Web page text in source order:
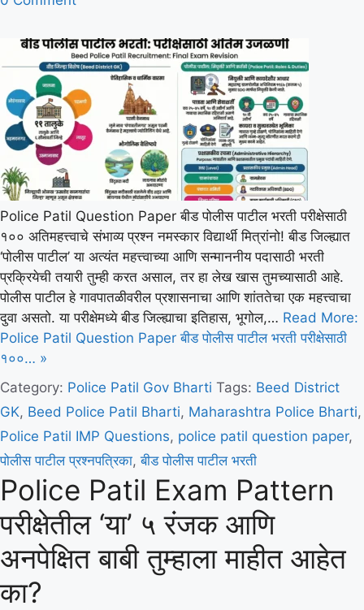
Police Patil Question Paper बीड पोलीस पाटील भरती परीक्षेसाठी
१०० अतिमहत्त्वाचे संभाव्य प्रश्न नमस्कार विद्यार्थी मित्रांनो! बीड जिल्ह्यात
‘पोलीस पाटील’ या अत्यंत महत्त्वाच्या आणि सन्माननीय पदासाठी भरती
प्रक्रियेची तयारी तुम्ही करत असाल, तर हा लेख खास तुमच्यासाठी आहे.
पोलीस पाटील हे गावपातळीवरील प्रशासनाचा आणि शांततेचा एक महत्त्वाचा
दुवा असतो. या परीक्षेमध्ये बीड जिल्ह्याचा इतिहास, भूगोल,… Read More:
Police Patil Question Paper बीड पोलीस पाटील भरती परीक्षेसाठी
१००… »
Category: Police Patil Gov Bharti Tags: Beed District
GK, Beed Police Patil Bharti, Maharashtra Police Bharti,
Police Patil IMP Questions, police patil question paper,
पोलीस पाटील प्रश्नपत्रिका,बीड पोलीस पाटील भरती
Police Patil Exam Pattern
परीक्षेतील ‘या’ ५ रंजक आणि
अनपेक्षित बाबी तुम्हाला माहीत आहेत
का?